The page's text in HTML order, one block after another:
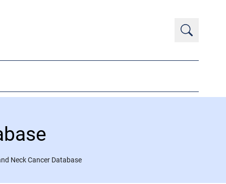
Neck Cancer Database